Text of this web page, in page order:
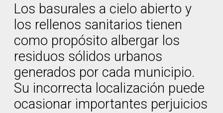
Los basurales a cielo abierto y
los rellenos sanitarios tienen
como propósito albergar los
residuos sólidos urbanos
generados por cada municipio.
Su incorrecta localización puede
ocasionar importantes perjuicios